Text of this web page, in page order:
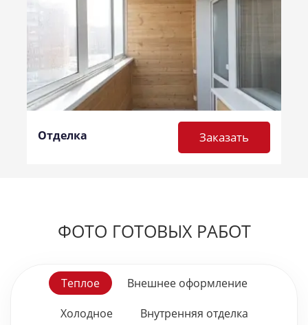
Отделка Заказать
ФОТО ГОТОВЫХ РАБОТ
Теплое
Внешнее оформление
Холодное
Внутренняя отделка